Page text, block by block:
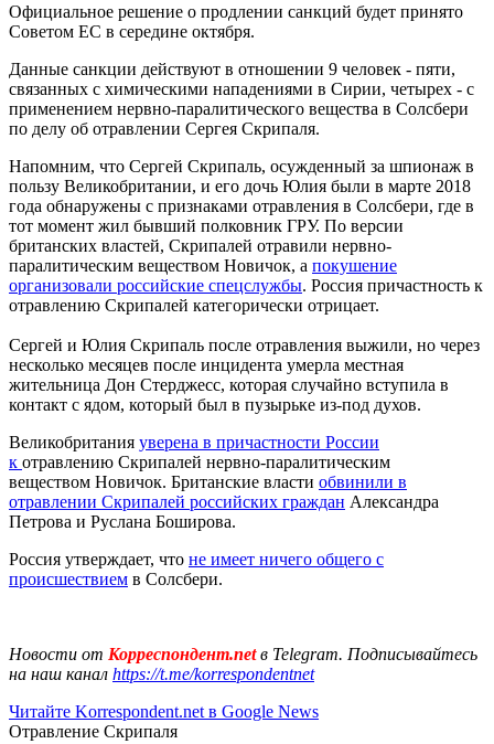
Официальное решение о продлении санкций будет принято
Советом ЕС в середине октября.
Данные санкции действуют в отношении 9 человек - пяти,
связанных с химическими нападениями в Сирии, четырех - с
применением нервно-паралитического вещества в Солсбери
по делу об отравлении Сергея Скрипаля.
Напомним, что Сергей Скрипаль, осужденный за шпионаж в
пользу Великобритании, и его дочь Юлия были в марте 2018
года обнаружены с признаками отравления в Солсбери, где в
тот момент жил бывший полковник ГРУ. По версии
британских властей, Скрипалей отравили нервно-
паралитическим веществом Новичок, а покушение
организовали российские спецслужбы. Россия причастность к
отравлению Скрипалей категорически отрицает.
Сергей и Юлия Скрипаль после отравления выжили, но через
несколько месяцев после инцидента умерла местная
жительница Дон Стерджесс, которая случайно вступила в
контакт с ядом, который был в пузырьке из-под духов.
Великобритания уверена в причастности России
к отравлению Скрипалей нервно-паралитическим
веществом Новичок. Британские власти обвинили в
отравлении Скрипалей российских граждан Александра
Петрова и Руслана Боширова.
Россия утверждает, что не имеет ничего общего с
происшествием в Солсбери.
Новости от Корреспондент.netв Telegram. Подписывайтесь
на наш канал https://t.me/korrespondentnet
Читайте Korrespondent.net в Google News
Отравление Скрипаля